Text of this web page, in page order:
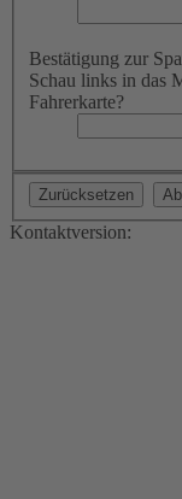
Bestätigung zur
Schau links in das
Fahrerkarte?
Kontaktversion: